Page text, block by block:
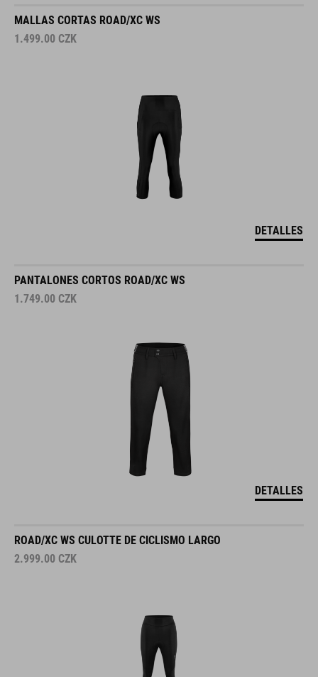
MALLAS CORTAS ROAD/XC WS
1.499.00 CZK
DETALLES
PANTALONES CORTOS ROAD/XC WS
1.749.00 CZK
DETALLES
ROAD/XC WS CULOTTE DE CICLISMO LARGO
2.999.00 CZK